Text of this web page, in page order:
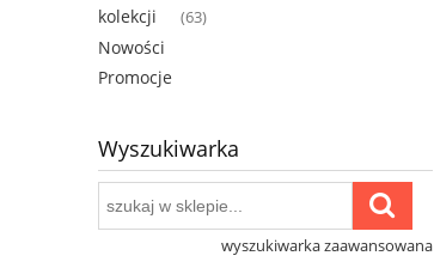
kolekcji
(63)
Nowości
Promocje
Wyszukiwarka
wyszukiwarka zaawansowana